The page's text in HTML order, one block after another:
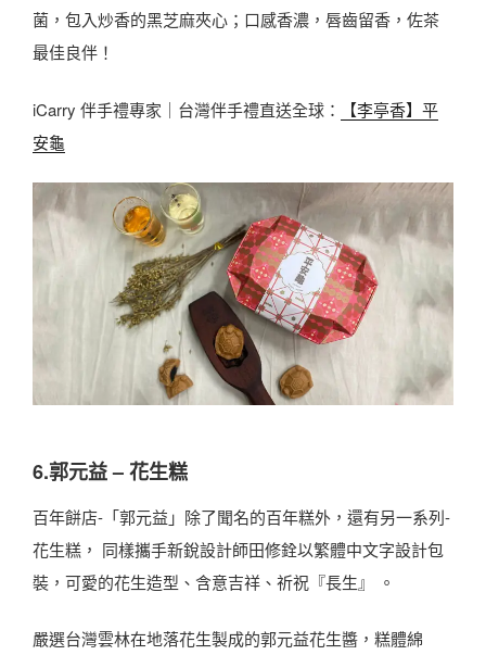
菌，包入炒香的黑芝麻夾心；口感香濃，唇齒留香，佐茶
最佳良伴！
iCarry 伴手禮專家｜台灣伴手禮直送全球：
【李亭香】平
安龜
6.郭元益 – 花生糕
百年餅店-「郭元益」除了聞名的百年糕外，還有另一系列-
花生糕， 同樣攜手新銳設計師田修銓以繁體中文字設計包
裝，可愛的花生造型、含意吉祥、祈祝『長生』 。
嚴選台灣雲林在地落花生製成的郭元益花生醬，糕體綿